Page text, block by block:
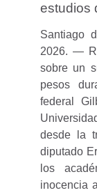
estudios
Santiago
2026. —
sobre un
pesos
federal
desde la
diputado
los
inocencia